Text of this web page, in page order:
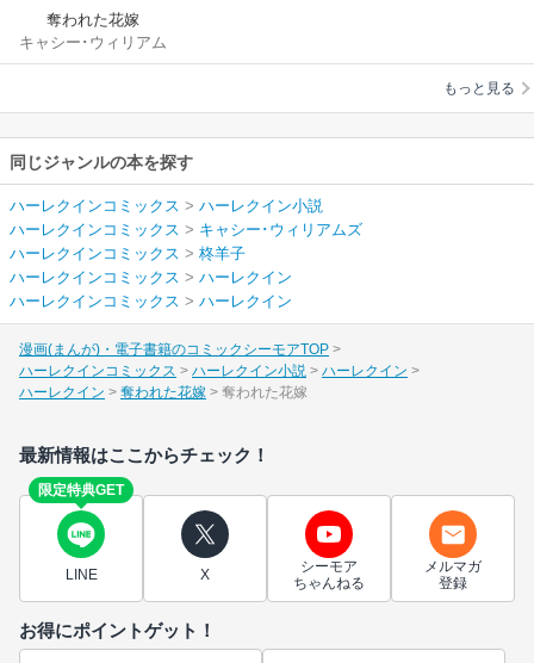
奪われた花嫁
キャシー･ウィリアム
ズ/柊羊子
もっと見る
同じジャンルの本を探す
ハーレクインコミックス > ハーレクイン小説
ハーレクインコミックス > キャシー･ウィリアムズ
ハーレクインコミックス > 柊羊子
ハーレクインコミックス > ハーレクイン
ハーレクインコミックス > ハーレクイン
漫画(まんが)・電子書籍のコミックシーモアTOP
ハーレクインコミックス
ハーレクイン小説
ハーレクイン
ハーレクイン
奪われた花嫁 奪われた花嫁
最新情報はここからチェック！
限定特典GET
LINE X
シーモア
ちゃんねる
メルマガ
登録
お得にポイントゲット！